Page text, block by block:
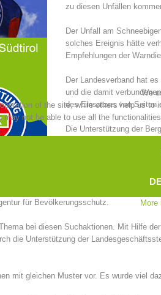
Ski
zu diesen Unfällen
Der Unfall am
solches Ereignis hätte
Empfehlungen der
Der Landesverband hat
und die damit
des Einsatzes von Seiten
Die Unterstützung der
werden einzelne
Ein weiteres großes
für Bevölkerungsschutz.
bei diesen Suchaktionen. Mit Hilfe
die Unterstützung der
mit gleichen Muster vor. Es wurde viel
We
of the site, while others help us
not be able to use all the
More